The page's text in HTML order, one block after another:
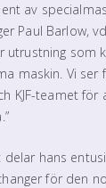
av
Paul Barlow,
utrustning som
maskin. Vi ser
KJF-teamet för
delar hans
för den